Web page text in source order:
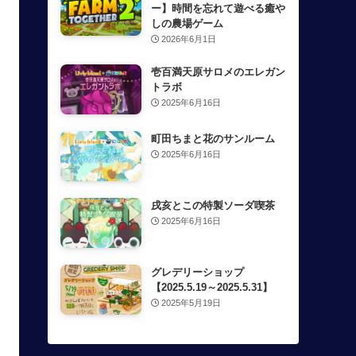
ー】時間を忘れて遊べる癒や
しの農場ゲーム
2026年6月1日
壱百満天原サロメのエレガン
トラボ
2025年6月16日
町田ちまと花のサンルーム
2025年6月16日
戌亥とこの特製ソーダ喫茶
2025年6月16日
グレデリーショップ
【2025.5.19～2025.5.31】
2025年5月19日